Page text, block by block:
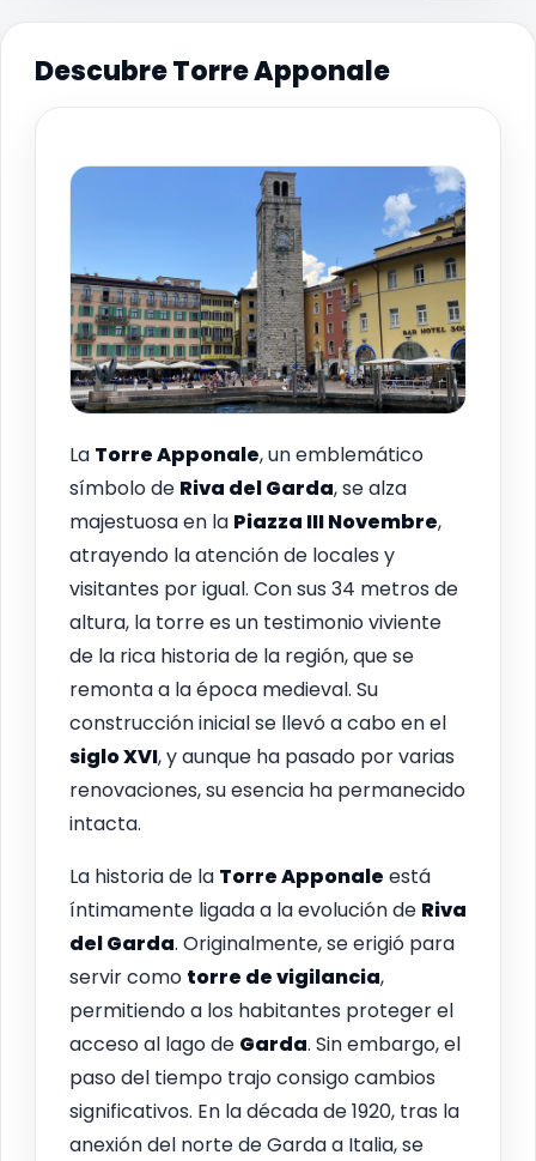
Descubre Torre Apponale
La Torre Apponale, un emblemático
símbolo de Riva del Garda, se alza
majestuosa en la Piazza III Novembre,
atrayendo la atención de locales y
visitantes por igual. Con sus 34 metros de
altura, la torre es un testimonio viviente
de la rica historia de la región, que se
remonta a la época medieval. Su
construcción inicial se llevó a cabo en el
siglo XVI, y aunque ha pasado por varias
renovaciones, su esencia ha permanecido
intacta.
La historia de la Torre Apponale está
íntimamente ligada a la evolución de Riva
del Garda. Originalmente, se erigió para
servir como torre de vigilancia,
permitiendo a los habitantes proteger el
acceso al lago de Garda. Sin embargo, el
paso del tiempo trajo consigo cambios
significativos. En la década de 1920, tras la
anexión del norte de Garda a Italia, se